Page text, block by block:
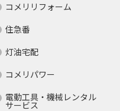
コメリリフォーム
住急番
灯油宅配
コメリパワー
電動工具・機械レンタル
サービス